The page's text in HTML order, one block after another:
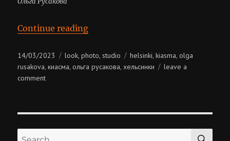
Continue reading“Ольга Русакова”
Posted
on
14/03/2023 Categories
look,photo, studio Tags
helsinki,kiasma,olga
rusakova,киасма,ольга русакова,хельсинки
leave a
commenton
Search